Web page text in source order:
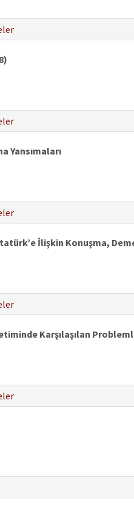
Yansımaları
İlişkin Konuşma,
Karşılaşılan